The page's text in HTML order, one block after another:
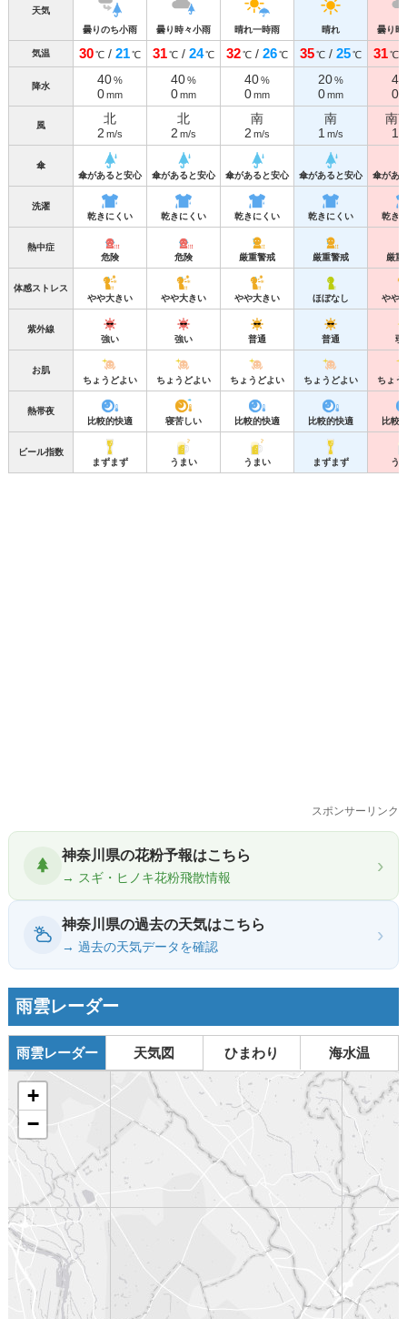
天気
曇りのち小雨
曇り時々小雨 晴れ一時雨 晴れ 曇り時
気温 30℃/ 21℃ 31℃/ 24℃ 32℃/ 26℃ 35℃/ 25℃ 31℃
降水 40%
0mm
40%
0mm
40%
0mm
20%
0mm
40
0
風
北
2 m/s
北
2 m/s
南
2 m/s
南
1 m/s
南
1
傘
傘があると安心
傘があると安心 傘があると安心 傘があると安心 傘があ
洗濯
乾きにくい
乾きにくい 乾きにくい 乾きにくい 乾き
熱中症
危険
危険 厳重警戒 厳重警戒 厳重
体感ストレス
やや大きい
やや大きい やや大きい ほぼなし やや
紫外線
強い
強い 普通 普通 弱
お肌
ちょうどよい
ちょうどよい ちょうどよい ちょうどよい ちょう
熱帯夜
比較的快適
寝苦しい 比較的快適 比較的快適 比較
ビール指数
まずまず
うまい うまい まずまず う
スポンサーリンク
神奈川県の花粉予報はこちら
→ スギ・ヒノキ花粉飛散情報
›
神奈川県の過去の天気はこちら
→ 過去の天気データを確認
›
雨雲レーダー
雨雲レーダー 天気図 ひまわり 海水温
+
−